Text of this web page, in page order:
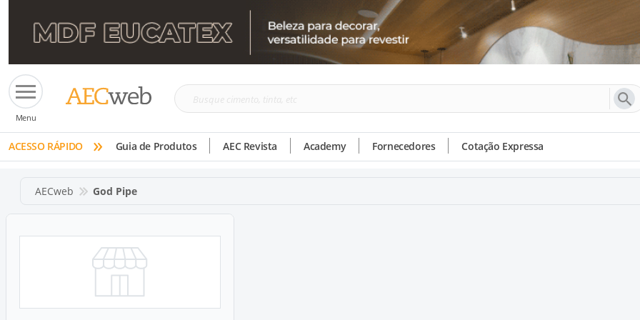
Menu
Busque
tinta,
etc
ACESSO RÁPIDO » Guia de Produtos AEC Revista Academy Fornecedores Cotação Expressa
AECweb God Pipe